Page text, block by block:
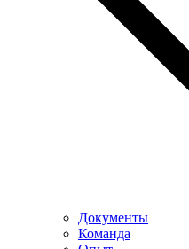
Документы
Команда